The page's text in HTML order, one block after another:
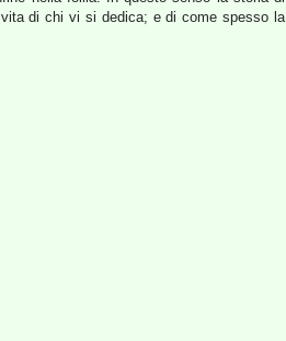
di chi vi si dedica; e di come spesso la